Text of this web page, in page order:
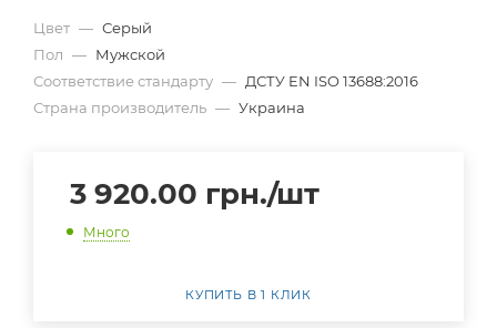
Цвет — Серый
Пол — Мужской
Соответствие стандарту — ДСТУ EN ISO 13688:2016
Страна производитель — Украина
3 920.00 грн./шт
Много
КУПИТЬ В 1 КЛИК